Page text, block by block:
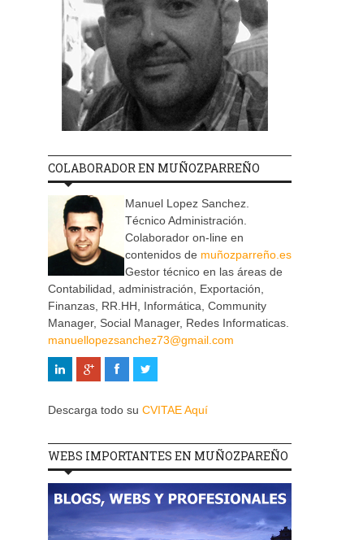
COLABORADOR EN MUÑOZPARREÑO
Manuel Lopez Sanchez.
Técnico Administración.
Colaborador on-line en
contenidos de muñozparreño.es
Gestor técnico en las áreas de
Contabilidad, administración, Exportación,
Finanzas, RR.HH, Informática, Community
Manager, Social Manager, Redes Informaticas.
manuellopezsanchez73@gmail.com
Descarga todo su CVITAE Aquí
WEBS IMPORTANTES EN MUÑOZPAREÑO